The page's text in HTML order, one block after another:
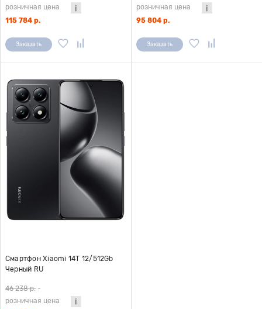
розничная цена
115 784 р.
Заказать
розничная цена
95 804 р.
Заказать
Смартфон Xiaomi 14T 12/512Gb
Черный RU
46 238 р. -
розничная цена